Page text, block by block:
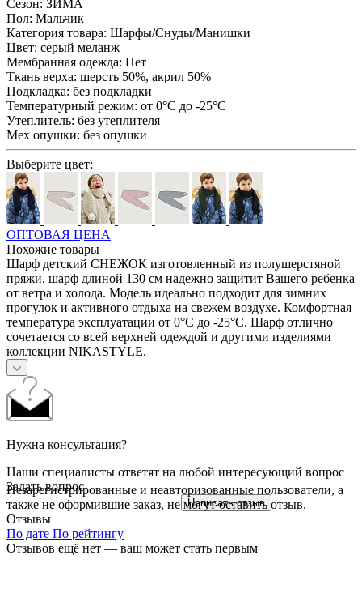
Сезон: ЗИМА
Пол: Мальчик
Категория товара: Шарфы/Снуды/Манишки
Цвет: серый меланж
Мембранная одежда: Нет
Ткань верха: шерсть 50%, акрил 50%
Подкладка: без подкладки
Температурный режим: от 0°С до -25°С
Утеплитель: без утеплителя
Мех опушки: без опушки
Выберите цвет:
ОПТОВАЯ ЦЕНА
Похожие товары
Шарф детский СНЕЖОК изготовленный из полушерстяной
пряжи, шарф длиной 130 см надежно защитит Вашего ребенка
от ветра и холода. Модель идеально подходит для зимних
прогулок и активного отдыха на свежем воздухе. Комфортная
температура эксплуатации от 0°С до -25°С. Шарф отлично
сочетается со всей верхней одеждой и другими изделиями
коллекции NIKASTYLE.
Нужна консультация?
Наши специалисты ответят на любой интересующий вопрос
Задать вопрос
Написать отзыв
Незарегистрированные и неавторизованные пользователи, а
также не оформившие заказ, не могут оставить отзыв.
Отзывы
По дате По рейтингу
Отзывов ещё нет — ваш может стать первым